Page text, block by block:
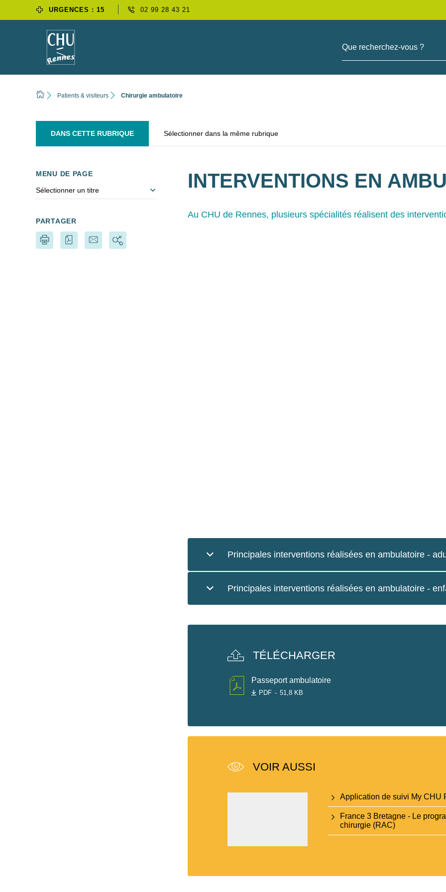
URGENCES : 15 02 99 28 43 21
Que recherchez-vous ?
Patients & visiteurs Chirurgie ambulatoire
DANS CETTE RUBRIQUE Sélectionner dans la même rubrique
MENU DE PAGE
Sélectionner un titre
PARTAGER
INTERVENTIONS EN
Au CHU de Rennes, plusieurs spécialités réalisent des
Principales interventions réalisées en ambulatoire -
Principales interventions réalisées en ambulatoire -
TÉLÉCHARGER
Passeport ambulatoire
PDF 51,8 KB
VOIR AUSSI
Application de suivi My CHU
France 3 Bretagne - Le
chirurgie (RAC)